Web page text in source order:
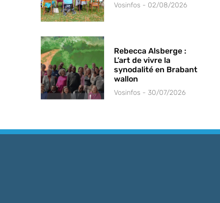
Vosinfos 02/08/2026
Rebecca Alsberge :
L’art de vivre la
synodalité en Brabant
wallon
Vosinfos 30/07/2026